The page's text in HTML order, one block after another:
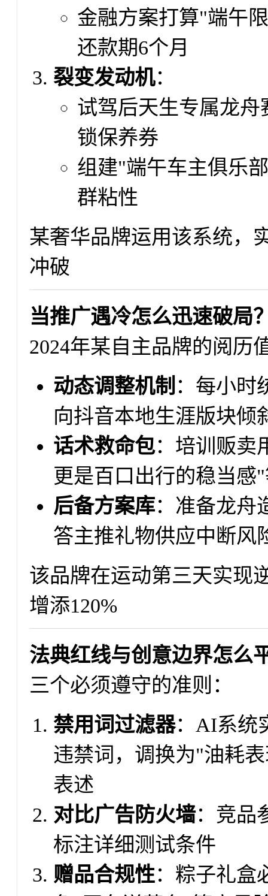
金融方案打算"端午
还款期6个月
裂变发动机：
试驾后天生专属龙
锁保养券
组建"端午车主俱乐
群粘性
某奢华品牌运用该系统，
冲破
当推广遇冷怎么迅速破局
2024年某自主品牌的阅历
动态调整机制 ：每小时
向抖音本地生涯版块倾
话术救命包：培训贩卖
更是百口出行的稳当感
后备方案库：准备龙舟
答主推礼物供应中断风
该品牌在运动第三天实现
增添120%
法典红线与创意边界怎么
三个必须遵守的准则：
禁用词过滤器：AI系统
违禁词，调换为"油耗
表述
对比广告防火墙：竞品
标注详细测试条件
赠品合规性：粽子礼盒